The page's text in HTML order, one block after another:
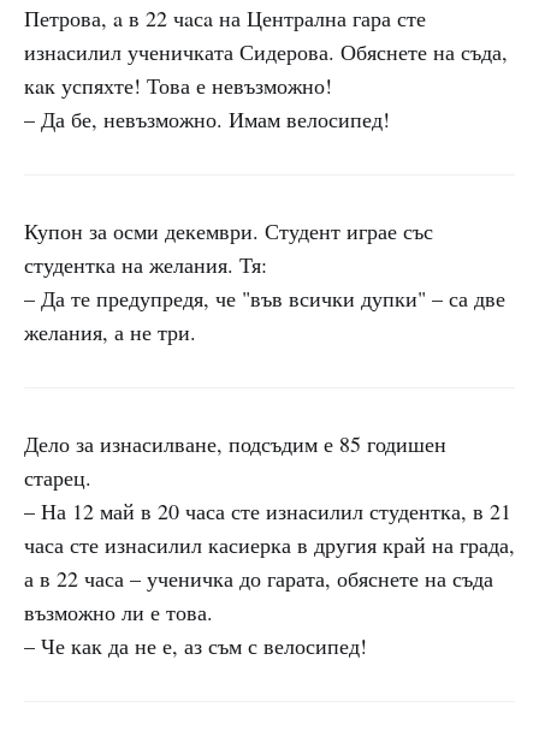
Петрова, a в 22 чaсa на Централна гара сте
изнaсилил ученичката Сидерова. Обяснете на съда,
кaк успяхте! Това е невъзможно!
– Да бе, невъзможно. Имам велосипед!
Купон за осми декември. Студент играе със
студентка на желания. Тя:
– Да те предупредя, че "във всички дупки" – са две
желания, а не три.
Дело за изнасилване, подсъдим е 85 годишен
старец.
– На 12 май в 20 часа сте изнасилил студентка, в 21
часа сте изнасилил касиерка в другия край на града,
а в 22 часа – ученичка до гарата, обяснете на съда
възможно ли е това.
– Че как да не е, аз съм с велосипед!